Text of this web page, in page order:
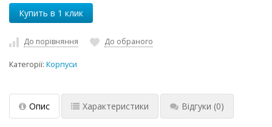
До порівняння До обраного
Категорії: Корпуси
Опис Характеристики Відгуки (0)